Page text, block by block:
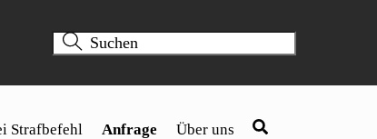
Strafbefehl Anfrage Über uns